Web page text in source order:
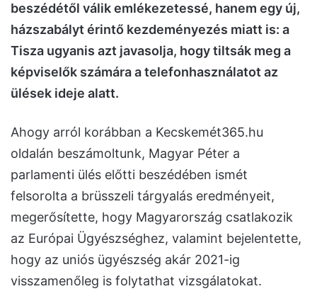
beszédétől válik emlékezetessé, hanem egy új,
házszabályt érintő kezdeményezés miatt is: a
Tisza ugyanis azt javasolja, hogy tiltsák meg a
képviselők számára a telefonhasználatot az
ülések ideje alatt.
Ahogy arról korábban a Kecskemét365.hu
oldalán beszámoltunk, Magyar Péter a
parlamenti ülés előtti beszédében ismét
felsorolta a brüsszeli tárgyalás eredményeit,
megerősítette, hogy Magyarország csatlakozik
az Európai Ügyészséghez, valamint bejelentette,
hogy az uniós ügyészség akár 2021-ig
visszamenőleg is folytathat vizsgálatokat.